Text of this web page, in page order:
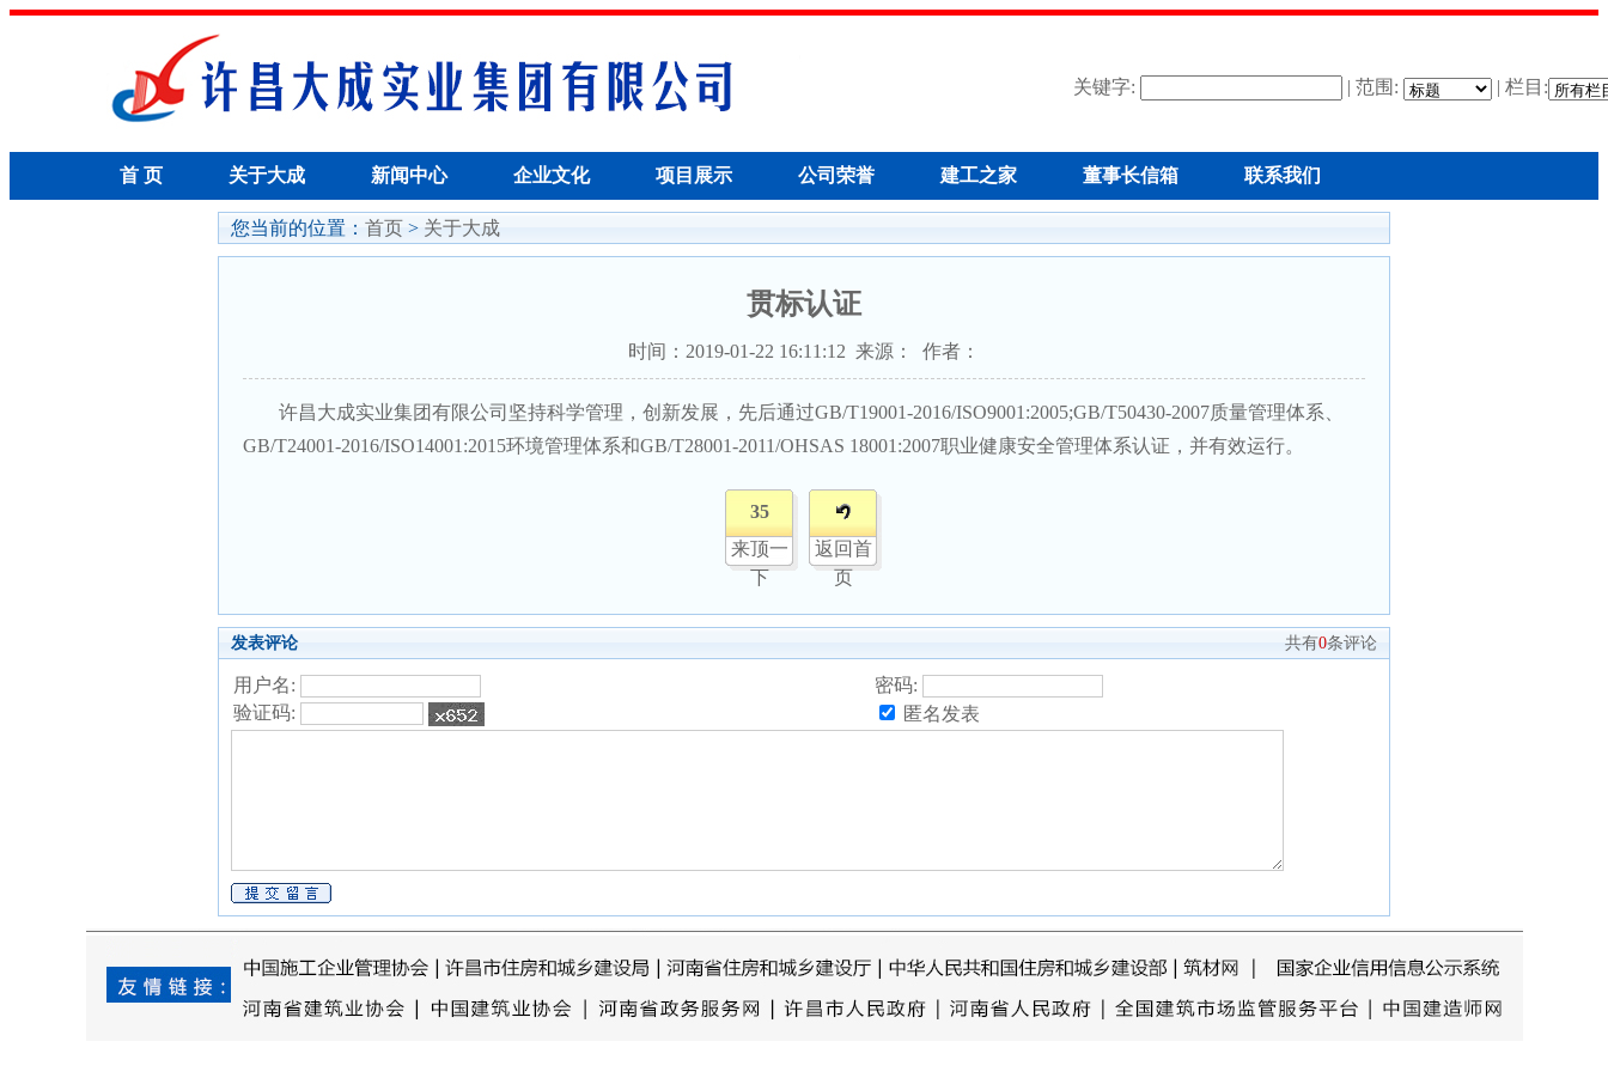
关键字: | 范围: | 栏目:
首 页 关于大成 新闻中心 企业文化 项目展示 公司荣誉 建工之家 董事长信箱 联系我们
您当前的位置： 首页 > 关于大成
贯标认证
时间：2019-01-22 16:11:12 来源： 作者：
许昌大成实业集团有限公司坚持科学管理，创新发展，先后通过GB/T19001-2016/ISO9001:2005;GB/T50430-2007质量管理体系、
GB/T24001-2016/ISO14001:2015环境管理体系和GB/T28001-2011/OHSAS 18001:2007职业健康安全管理体系认证，并有效运行。
35
来顶一
下
返回首
页
发表评论 共有0条评论
用户名:
密码:
验证码:
匿名发表